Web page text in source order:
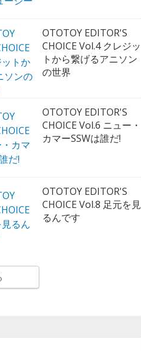
OTOTOY EDITOR'S
CHOICE Vol.4 クレジッ
トから繋げるアニソン
の世界
OTOTOY EDITOR'S
CHOICE Vol.6 ニュー・
カマーSSWは誰だ!
OTOTOY EDITOR'S
CHOICE Vol.8 足元を見
るんです